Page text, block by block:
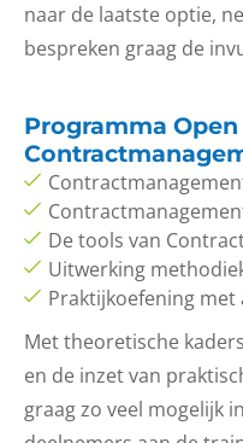
naar de laatste optie,
bespreken graag de
Programma
De tools van
Uitwerking
Praktijkoefening met
Met theoretische
en de inzet van
graag zo veel mogelijk